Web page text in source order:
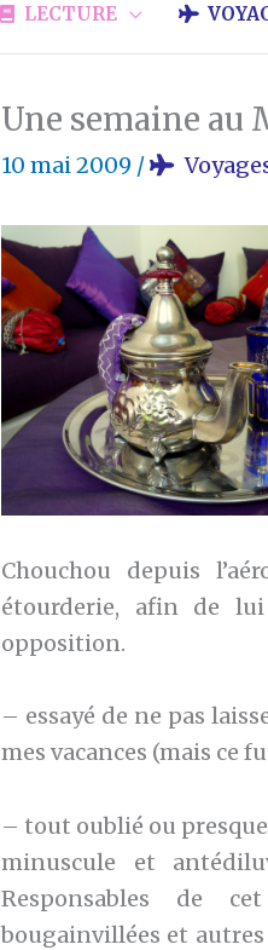
LECTURE
Une semaine au
10 mai 2009 /
Chouchou depuis
étourderie, afin de
opposition.
– essayé de ne pas
mes vacances (mais ce
– tout oublié ou
minuscule et
Responsables de
bougainvillées et